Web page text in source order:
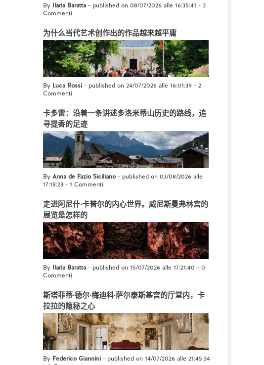
By Ilaria Baratta - published on 08/07/2026 alle 16:35:41 - 3
Commenti
为什么当代艺术创作出的作品越来越平庸
By Luca Rossi - published on 24/07/2026 alle 16:01:39 - 2
Commenti
卡多雷：沿着一条讲述多洛米蒂山历史的路线，追
寻提香的足迹
By Anna de Fazio Siciliano- published on 03/08/2026 alle
17:18:23 - 1 Commenti
走进阿尼什·卡普尔的内心世界。威尼斯曼弗林宫的
展览是怎样的
By Ilaria Baratta - published on 15/07/2026 alle 17:21:40 - 0
Commenti
斯塔菲蒂·德尔·梅迪科·萨尔泰斯基宫的厅堂内，卡
拉拉的隐秘之心
By Federico Giannini - published on 14/07/2026 alle 21:45:34